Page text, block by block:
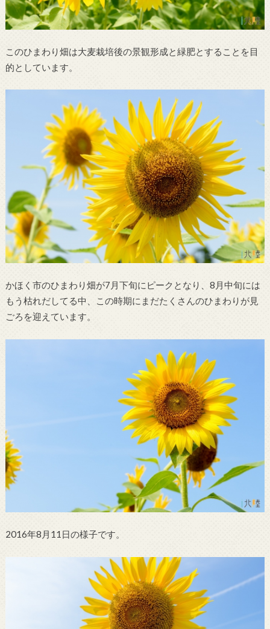
このひまわり畑は大麦栽培後の景観形成と緑肥とすることを目
的としています。
かほく市のひまわり畑が7月下旬にピークとなり、8月中旬には
もう枯れだしてる中、この時期にまだたくさんのひまわりが見
ごろを迎えています。
2016年8月11日の様子です。